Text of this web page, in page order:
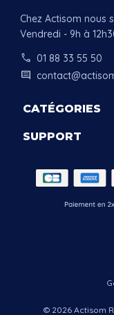
Chez Actisom nous
Vendredi - 9h à
call 01 88 33 55 50
comment
CATÉGORIES
SUPPORT
© 2026 Actisom